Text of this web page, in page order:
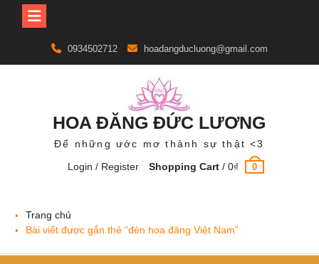
content
0934502712 hoadangducluong@gmail.com
HOA ĐĂNG ĐỨC LƯƠNG
Để những ước mơ thành sự thật <3
Login / Register
Shopping Cart /0₫ 0
Trang chủ
Bài viết được gắn thẻ “đèn hoa đăng Việt Nam”